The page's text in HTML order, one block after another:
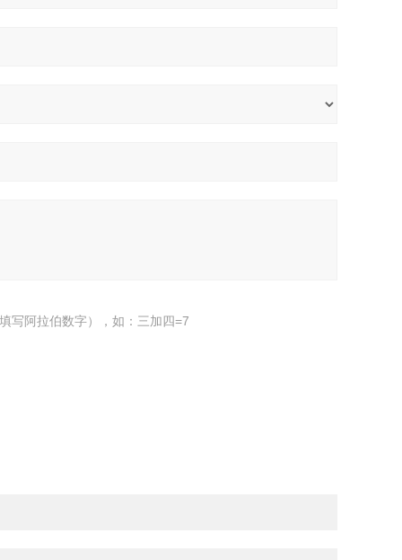
写阿拉伯数字），如：三加四=7